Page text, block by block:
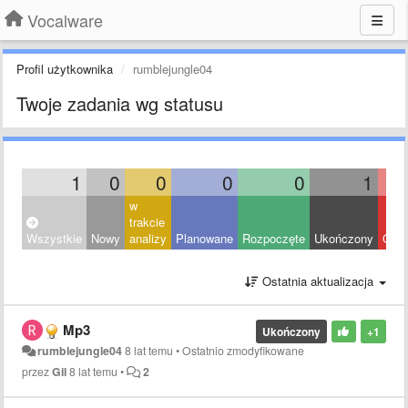
Vocalware
Profil użytkownika rumblejungle04
Twoje zadania wg statusu
1 0 0 0 0 1
Wszystkie Nowy
w
trakcie
analizy
Planowane Rozpoczęte Ukończony
Ostatnia aktualizacja
+1
Ukończony
Mp3
rumblejungle048 lat temu •Ostatnio zmodyfikowane
przezGil8 lat temu • 2